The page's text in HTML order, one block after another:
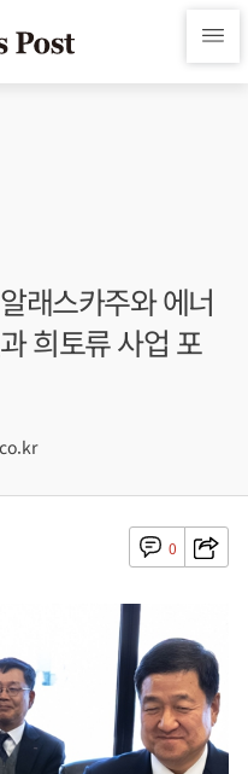
래스카주와 에너
희토류 사업 포
0